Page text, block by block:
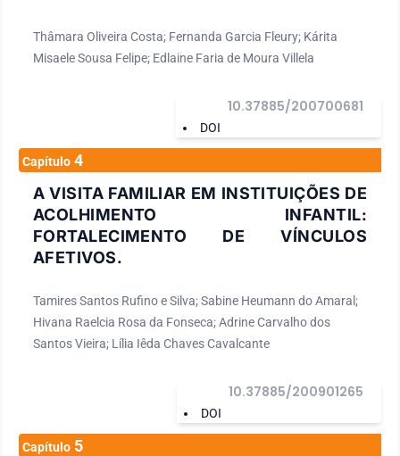
Thâmara Oliveira Costa; Fernanda Garcia Fleury; Kárita
Misaele Sousa Felipe; Edlaine Faria de Moura Villela
DOI
10.37885/200700681
Capítulo 4
A VISITA FAMILIAR EM INSTITUIÇÕES DE
ACOLHIMENTO INFANTIL:
FORTALECIMENTO DE VÍNCULOS
AFETIVOS.
Tamires Santos Rufino e Silva; Sabine Heumann do Amaral;
Hivana Raelcia Rosa da Fonseca; Adrine Carvalho dos
Santos Vieira; Lília Iêda Chaves Cavalcante
DOI
10.37885/200901265
Capítulo 5